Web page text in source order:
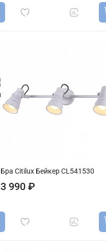
Бра Citilux Бейкер CL541530
3 990 ₽